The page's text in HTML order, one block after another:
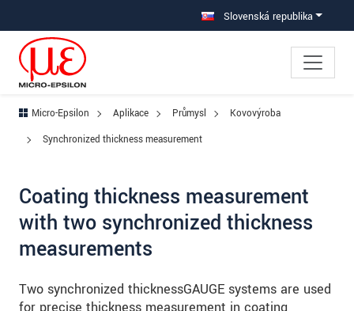
Prejdite priamo na hlavnú navigáciu Slovenská republika
Micro-Epsilon Aplikace Průmysl
Kovovýroba
Synchronized thickness measurement
Coating thickness measurement
with two synchronized thickness
measurements
Two synchronized thicknessGAUGE systems are used